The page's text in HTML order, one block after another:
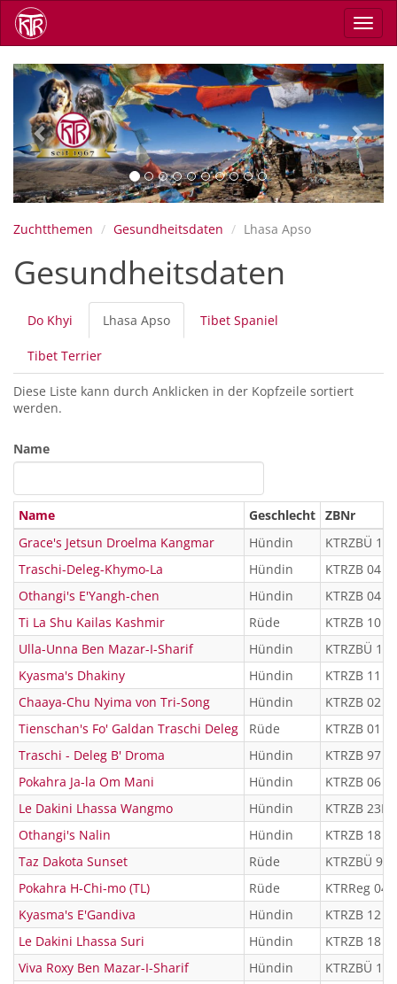
Skip
main
Previous Next
Zuchtthemen Gesundheitsdaten Lhasa Apso
Gesundheitsdaten
Primary
tabs
Do Khyi Lhasa Apso (active
tab)
Tibet Spaniel
Tibet Terrier
Diese Liste kann durch Anklicken in der Kopfzeile sortiert
werden.
Name
Name Geschlecht ZBNr
Grace's Jetsun Droelma Kangmar
Hündin
KTRZBÜ 18
Traschi-Deleg-Khymo-La
Hündin
KTRZB 04
Othangi's E'Yangh-chen
Hündin
KTRZB 04
Ti La Shu Kailas Kashmir
Rüde
KTRZB 10
Ulla-Unna Ben Mazar-I-Sharif
Hündin
KTRZBÜ 15
Kyasma's Dhakiny
Hündin
KTRZB 11
Chaaya-Chu Nyima von Tri-Song
Hündin
KTRZB 02
Tienschan's Fo' Galdan Traschi Deleg
Rüde
KTRZB 01
Traschi - Deleg B' Droma
Hündin
KTRZB 97
Pokahra Ja-la Om Mani
Hündin
KTRZB 06
Le Dakini Lhassa Wangmo
Hündin
KTRZB
Othangi's Nalin
Hündin
KTRZB 18
Taz Dakota Sunset
Rüde
KTRZBÜ 99
Pokahra H-Chi-mo (TL)
Rüde
KTRReg 04
Kyasma's E'Gandiva
Hündin
KTRZB 12
Le Dakini Lhassa Suri
Hündin
KTRZB 18
Viva Roxy Ben Mazar-I-Sharif
Hündin
KTRZBÜ 16